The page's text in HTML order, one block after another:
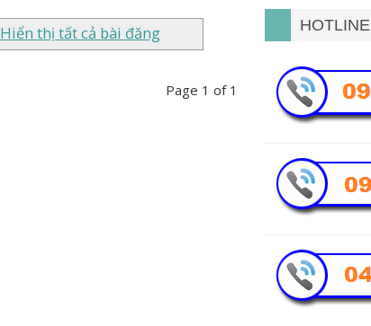
Hiển thị tất cả bài đăng
Page 1 of 1
HOTLINE